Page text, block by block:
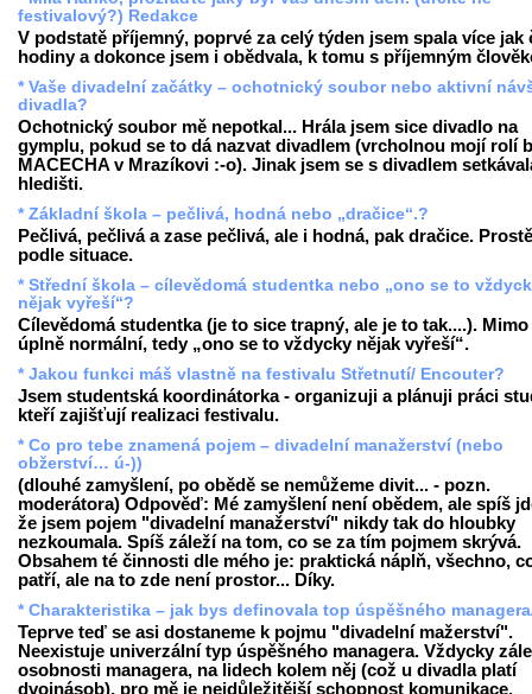
festivalový?) Redakce
V podstatě příjemný, poprvé za celý týden jsem spala více jak
hodiny a dokonce jsem i obědvala, k tomu s příjemným
* Vaše divadelní začátky – ochotnický soubor nebo aktivní
divadla?
Ochotnický soubor mě nepotkal... Hrála jsem sice divadlo na
gymplu, pokud se to dá nazvat divadlem (vrcholnou mojí rolí
MACECHA v Mrazíkovi :-o). Jinak jsem se s divadlem
hledišti.
* Základní škola – pečlivá, hodná nebo „dračice“.?
Pečlivá, pečlivá a zase pečlivá, ale i hodná, pak dračice. Prostě
podle situace.
* Střední škola – cílevědomá studentka nebo „ono se to
nějak vyřeší“?
Cílevědomá studentka (je to sice trapný, ale je to tak....).
úplně normální, tedy „ono se to vždycky nějak vyřeší“.
* Jakou funkci máš vlastně na festivalu Střetnutí/ Encouter?
Jsem studentská koordinátorka - organizuji a plánuji práci
kteří zajišťují realizaci festivalu.
* Co pro tebe znamená pojem – divadelní manažerství (nebo
obžerství… ú-))
(dlouhé zamyšlení, po obědě se nemůžeme divit... - pozn.
moderátora) Odpověď: Mé zamyšlení není obědem, ale spíš
že jsem pojem "divadelní manažerství" nikdy tak do hloubky
nezkoumala. Spíš záleží na tom, co se za tím pojmem skrývá.
Obsahem té činnosti dle mého je: praktická náplň, všechno,
patří, ale na to zde není prostor... Díky.
* Charakteristika – jak bys definovala top úspěšného
Teprve teď se asi dostaneme k pojmu "divadelní mažerství".
Neexistuje univerzální typ úspěšného managera. Vždycky
osobnosti managera, na lidech kolem něj (což u divadla platí
dvojnásob), pro mě je nejdůležitější schopnost komunikace.